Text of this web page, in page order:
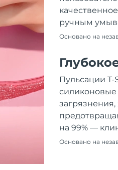
ручным
Основано на
Пульсации T-
на 99% —
Основано на